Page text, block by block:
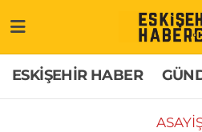
ESKİŞEHİR HABER
GÜNDEM
Hakkımızda
Odunpazarı Trafik